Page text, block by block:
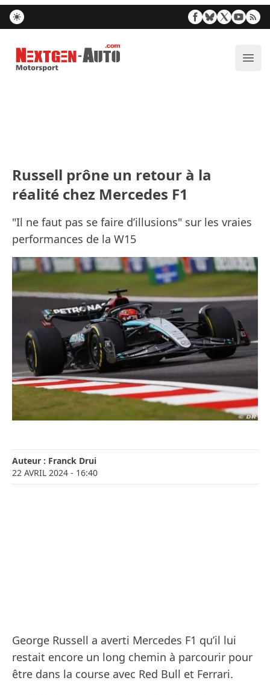
Nextgen-Auto.com
Russell prône un retour à la
réalité chez Mercedes F1
"Il ne faut pas se faire d’illusions" sur les vraies
performances de la W15
Auteur : Franck Drui
22 AVRIL 2024 - 16:40
George Russell a averti Mercedes F1 qu’il lui
restait encore un long chemin à parcourir pour
être dans la course avec Red Bull et Ferrari.